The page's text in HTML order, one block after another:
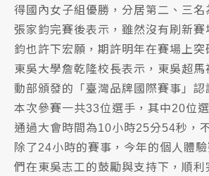
得國內女子組優勝，分居第二、三
張家鈞完賽後表示，雖然沒有刷新
鈞也許下宏願，期許明年在賽場上突
東吳大學詹乾隆校長表示，東吳超
動部頒發的「臺灣品牌國際賽事」
本次參賽一共33位選手，其中20位
通過大會時間為10小時25分54秒，
除了24小時的賽事，今年的個人體
們在東吳志工的鼓勵與支持下，順